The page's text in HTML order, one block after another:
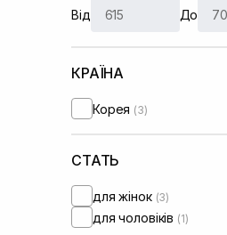
House of Hur (+3)
I'm From
IS Clinical
Instytutum
Lagom(+1)
Lalarecipe
Medicube (+1)
Medik8(+6)
Від До
КРАЇНА
Корея (3)
СТАТЬ
для жінок (3)
для чоловіків (1)